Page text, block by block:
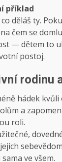
příklad
děláš ty.
čem se
— dětem to
postoj.
rodinu
hádek kvůli
a
roli.
ve všem.